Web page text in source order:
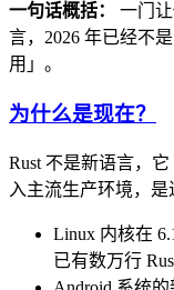
一句话概括：
一门
言，2026 年已经不
用」。
为什么是现在？
Rust 不是新语言，
入主流生产环境，是
Linux 内核在
已有数万行